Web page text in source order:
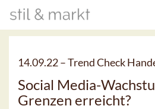
14.09.22 –Trend Check
Social Media-
Grenzen erreicht?